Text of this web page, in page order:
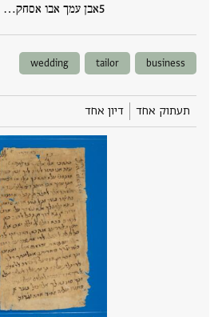
אבן עמך אבו אסחק‮…
business
tailor
wedding
תעתוק אחד דיון אחד